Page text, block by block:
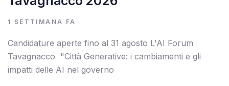
1 SETTIMANA FA
Candidature aperte fino al 31 agosto L'AI Forum
Tavagnacco "Città Generative: i cambiamenti e gli
impatti delle AI nel governo